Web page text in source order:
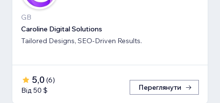
GB
Caroline Digital Solutions
Tailored Designs, SEO-Driven Results.
5,0 (6)
Від 50 $
Переглянути